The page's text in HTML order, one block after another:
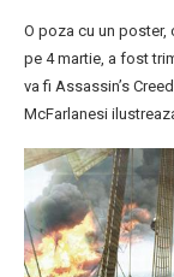
O poza cu un poster,
pe 4 martie, a fost
va fi Assassin’s
McFarlanesi